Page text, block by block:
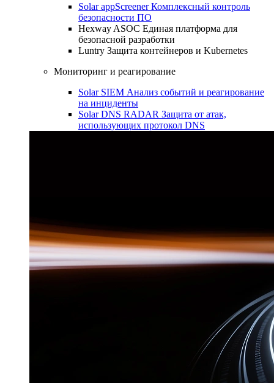
Solar appScreenerКомплексный контроль
безопасности ПО
Hexway ASOC Единая платформа для
безопасной разработки
Luntry Защита контейнеров и Kubernetes
Мониторинг и реагирование
Solar SIEM Анализ событий и реагирование
на инциденты
Solar DNS RADAR Защита от атак,
использующих протокол DNS